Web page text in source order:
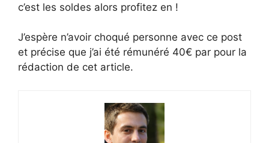
c’est les soldes alors profitez en !
J’espère n’avoir choqué personne avec ce post
et précise que j’ai été rémunéré 40€ par pour la
rédaction de cet article.